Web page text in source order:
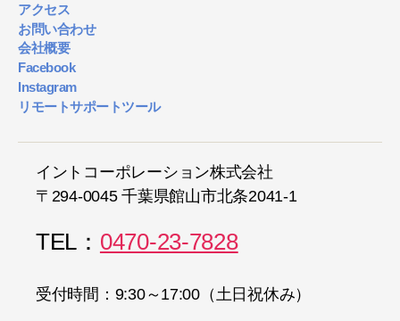
アクセス
お問い合わせ
会社概要
Facebook
Instagram
リモートサポートツール
イントコーポレーション株式会社
〒294-0045 千葉県館山市北条2041-1
TEL： 0470-23-7828
受付時間：9:30～17:00（土日祝休み）